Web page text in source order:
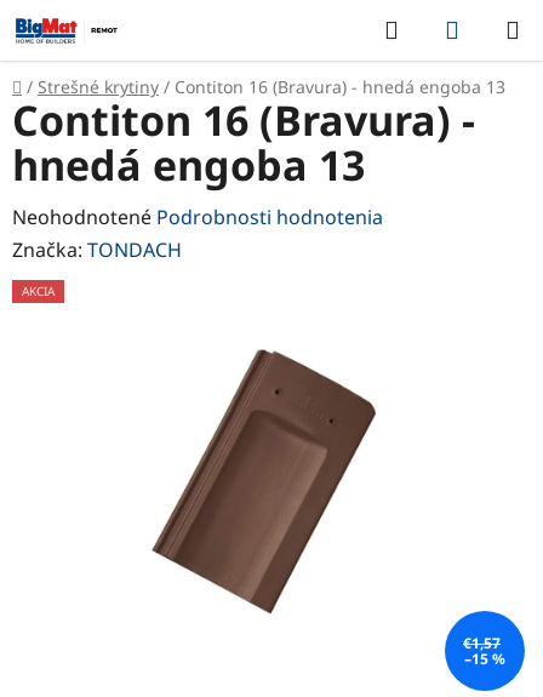
Prejsť
na
obsah
Hľadať
KOŠÍK
Domov
/ Strešné krytiny / Contiton 16 (Bravura) - hnedá engoba 13
Contiton 16 (Bravura) -
hnedá engoba 13
Priemerné
hodnotenie
produktu
Neohodnotené Podrobnosti hodnotenia
Značka: TONDACH
AKCIA
€1,57
–15 %